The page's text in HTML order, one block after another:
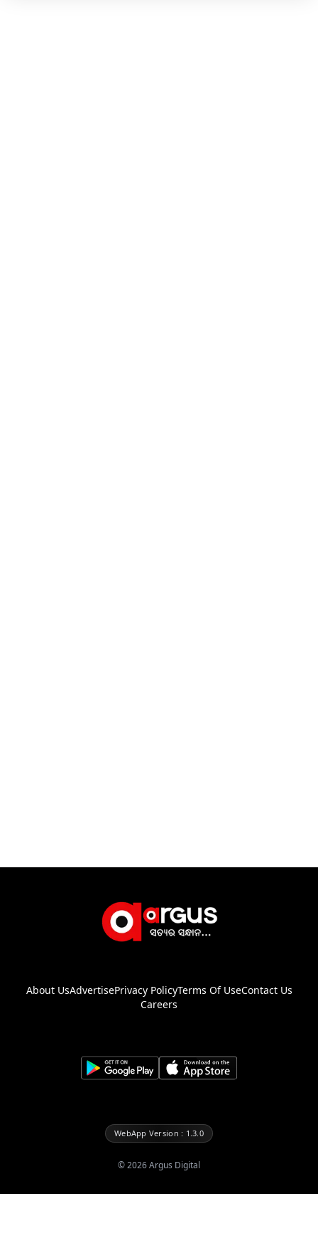
About UsAdvertisePrivacy PolicyTerms Of UseContact Us
Careers
WebApp Version : 1.3.0
©2026Argus Digital